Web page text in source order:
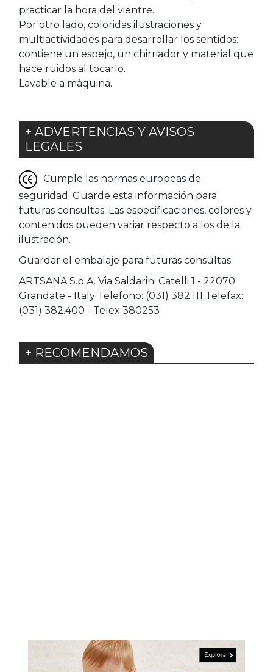
practicar la hora del vientre.
Por otro lado, coloridas ilustraciones y
multiactividades para desarrollar los sentidos:
contiene un espejo, un chirriador y material que
hace ruidos al tocarlo.
Lavable a máquina.
+ ADVERTENCIAS Y AVISOS
LEGALES
Cumple las normas europeas de
seguridad. Guarde esta información para
futuras consultas. Las especificaciones, colores y
contenidos pueden variar respecto a los de la
ilustración.
Guardar el embalaje para futuras consultas.
ARTSANA S.p.A. Via Saldarini Catelli 1 - 22070
Grandate - Italy Telefono: (031) 382.111 Telefax:
(031) 382.400 - Telex 380253
+ RECOMENDAMOS